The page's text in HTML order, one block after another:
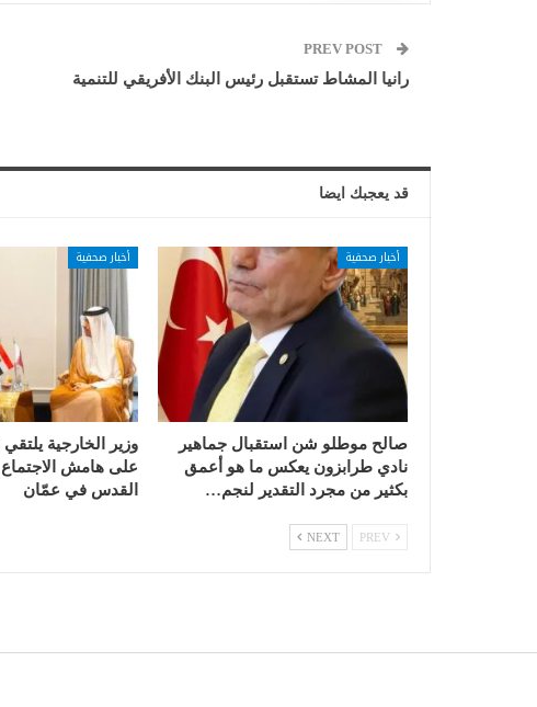
رانيا المشاط تستقبل رئيس البنك الأفريقي للتنمية
قد يعجبك ايضا
أخبار صحفية
صالح موطلو شن استقبال جماهير
نادي طرابزون يعكس ما هو أعمق
بكثير من مجرد التقدير لنجم…
أخبار صحفية
وزير الخارجية
على هامش
القدس في عمّان
NEXT